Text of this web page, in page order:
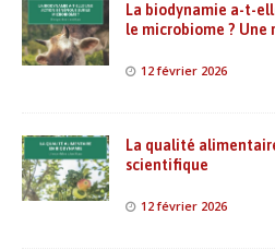
La biodynamie a-t-
le microbiome ?
12 février 2026
La qualité
scientifique
12 février 2026